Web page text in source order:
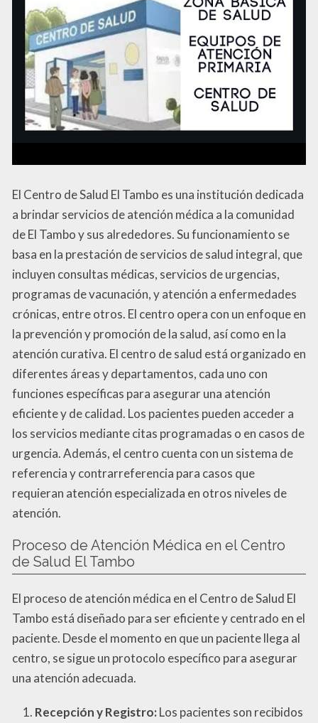
El Centro de Salud El Tambo es una institución dedicada
a brindar servicios de atención médica a la comunidad
de El Tambo y sus alrededores. Su funcionamiento se
basa en la prestación de servicios de salud integral, que
incluyen consultas médicas, servicios de urgencias,
programas de vacunación, y atención a enfermedades
crónicas, entre otros. El centro opera con un enfoque en
la prevención y promoción de la salud, así como en la
atención curativa. El centro de salud está organizado en
diferentes áreas y departamentos, cada uno con
funciones específicas para asegurar una atención
eficiente y de calidad. Los pacientes pueden acceder a
los servicios mediante citas programadas o en casos de
urgencia. Además, el centro cuenta con un sistema de
referencia y contrarreferencia para casos que
requieran atención especializada en otros niveles de
atención.
Proceso de Atención Médica en el Centro
de Salud El Tambo
El proceso de atención médica en el Centro de Salud El
Tambo está diseñado para ser eficiente y centrado en el
paciente. Desde el momento en que un paciente llega al
centro, se sigue un protocolo específico para asegurar
una atención adecuada.
Recepción y Registro: Los pacientes son recibidos